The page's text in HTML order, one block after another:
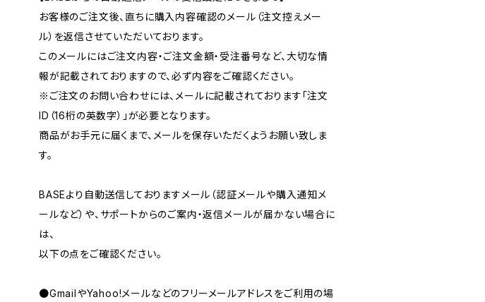
お客様のご注文後、直ちに購入内容確認のメール（注文控えメー
ル）を返信させていただいております。
このメールにはご注文内容・ご注文金額・受注番号など、大切な情
報が記載されておりますので、必ず内容をご確認ください。
※ご注文のお問い合わせには、メールに記載されております「注文
ID（16桁の英数字）」が必要となります。
商品がお手元に届くまで、メールを保存いただくようお願い致しま
す。
BASEより自動送信しておりますメール（認証メールや購入通知メ
ールなど）や、サポートからのご案内・返信メールが届かない場合に
は、
以下の点をご確認ください。
●GmailやYahoo!メールなどのフリーメールアドレスをご利用の場